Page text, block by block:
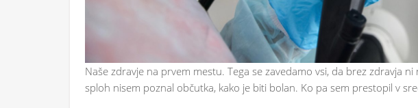
Naše zdravje na prvem mestu. Tega se zavedamo vsi, da brez zdravja
sploh nisem poznal občutka, kako je biti bolan. Ko pa sem prestopil v